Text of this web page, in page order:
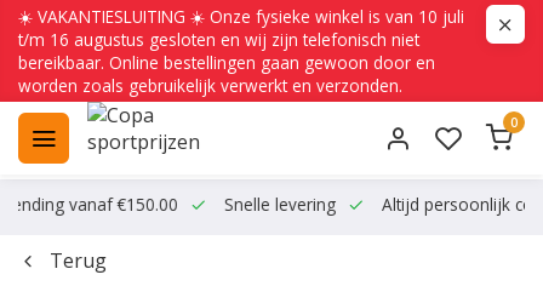
☀️ VAKANTIESLUITING ☀️ Onze fysieke winkel is van 10 juli
t/m 16 augustus gesloten en wij zijn telefonisch niet
bereikbaar. Online bestellingen gaan gewoon door en
worden zoals gebruikelijk verwerkt en verzonden.
0
vanaf €150.00 Snelle levering Altijd persoonlijk
Terug